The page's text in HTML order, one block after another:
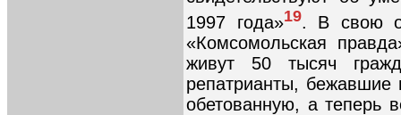
1997 года»19. В свою
«Комсомольская
живут 50 тысяч
репатрианты,
обетованную, а теперь